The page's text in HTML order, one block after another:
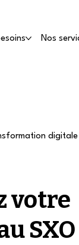
Nos
digitale
votre
SXO